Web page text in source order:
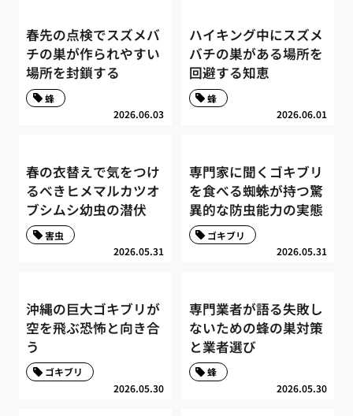
春先の点検でスズメバ
チの巣が作られやすい
場所を封鎖する
2026.06.03
蜂
ハイキング中にスズメ
バチの巣がある場所を
回避する知恵
2026.06.01
蜂
春の衣替えで気をつけ
るべきヒメマルカツオ
ブシムシ幼虫の潜伏
2026.05.31
害虫
専門家に聞くゴキブリ
を食べる蜘蛛が持つ驚
異的な防虫能力の実態
2026.05.31
ゴキブリ
沖縄の巨大ゴキブリが
空を飛ぶ恐怖と向き合
う
2026.05.30
ゴキブリ
専門業者が語る失敗し
ないための蜂の巣対策
と業者選び
2026.05.30
蜂